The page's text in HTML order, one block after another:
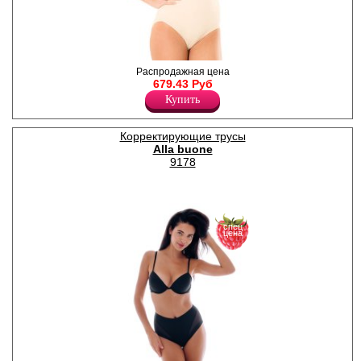
Боди на тонких съемных
бретелях, с утяжкой по
центру для живота и боков, с
одной застежкой по низу.
Лайкра 20%
Полиамид 80%
Распродажная цена
679.43 Руб
Купить
Корректирующие трусы
Alla buone
9178
спец
цена